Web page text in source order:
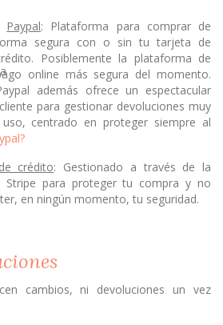
Paypal: Plataforma para comprar de
segura con o sin tu tarjeta de
Posiblemente la plataforma de
online más segura del momento.
además ofrece un espectacular
para gestionar devoluciones muy
centrado en proteger siempre al
crédito: Gestionado a través de la
Stripe para proteger tu compra y no
en ningún momento, tu seguridad.
cambios, ni devoluciones un vez